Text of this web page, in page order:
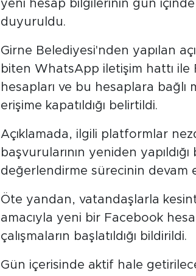
yeni hesap bilgilerinin gün içinde
duyuruldu.
Girne Belediyesi'nden yapılan
biten WhatsApp iletişim hattı ile
hesapları ve bu hesaplara bağlı
erişime kapatıldığı belirtildi.
Açıklamada, ilgili platformlar
başvurularının yeniden
değerlendirme sürecinin devam
Öte yandan, vatandaşlarla
amacıyla yeni bir Facebook
çalışmaların başlatıldığı bildirildi.
Gün içerisinde aktif hale